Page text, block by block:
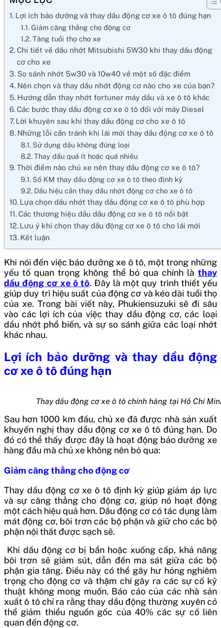
Lợi ích bảo dưỡng và thay dầu động cơ xe ô tô đúng hạn
Giảm căng thẳng cho động cơ
Tăng tuổi thọ cho xe
Chi tiết về dầu nhớt Mitsubishi 5W30 khi thay dầu động
cơ cho xe
So sánh nhớt 5w30 và 10w40 về một số đặc điểm
Nên chọn và thay dầu nhớt động cơ nào cho xe của bạn?
Hướng dẫn thay nhớt fortuner máy dầu và xe ô tô khác
Các bước thay dầu động cơ xe ô tô đối với máy Diesel
Lời khuyên sau khi thay dầu động cơ cho xe ô tô
Những lỗi cần tránh khi lái mới thay dầu động cơ xe ô tô
Sử dụng dầu không đúng loại
Thay dầu quá ít hoặc quá nhiều
Thời điểm nào chủ xe nên thay dầu động cơ xe ô tô?
Số KM thay dầu động cơ xe ô tô theo định kỳ
Dấu hiệu cần thay dầu nhớt động cơ cho xe ô tô
Lựa chọn dầu nhớt thay dầu động cơ xe ô tô phù hợp
Các thương hiệu dầu dầu động cơ xe ô tô nổi bật
Lưu ý khi chọn thay dầu động cơ xe ô tô cho lái mới
Kết luận
Khi nói đến việc bảo dưỡng xe ô tô, một trong những
yếu tố quan trọng không thể bỏ qua chính là thay
dầu động cơ xe ô tô. Đây là một quy trình thiết yếu
giúp duy trì hiệu suất của động cơ và kéo dài tuổi thọ
của xe. Trong bài viết này, Phukiensuzuki sẽ đi sâu
vào các lợi ích của việc thay dầu động cơ, các loại
dầu nhớt phổ biến, và sự so sánh giữa các loại nhớt
khác nhau.
Lợi ích bảo dưỡng và thay dầu động
cơ xe ô tô đúng hạn
Thay dầu động cơ xe ô tô chính hãng tại Hồ Chí
Sau hơn 1000 km đầu, chủ xe đã được nhà sản xuất
khuyến nghị thay dầu động cơ xe ô tô đúng hạn. Do
đó có thể thấy được đây là hoạt động bảo dưỡng xe
hàng đầu mà chủ xe không nên bỏ qua:
Giảm căng thẳng cho động cơ
Thay dầu động cơ xe ô tô định kỳ giúp giảm áp lực
và sự căng thẳng cho động cơ, giúp nó hoạt động
một cách hiệu quả hơn. Dầu động cơ có tác dụng làm
mát động cơ, bôi trơn các bộ phận và giữ cho các bộ
phận nội thất được sạch sẽ.
Khi dầu động cơ bị bẩn hoặc xuống cấp, khả năng
bôi trơn sẽ giảm sút, dẫn đến ma sát giữa các bộ
phận gia tăng. Điều này có thể gây hư hỏng nghiêm
trọng cho động cơ và thậm chí gây ra các sự cố kỹ
thuật không mong muốn. Báo cáo của các nhà sản
xuất ô tô chỉ ra rằng thay dầu động thường xuyên có
thể giảm thiểu nguồn gốc của 40% các sự cố liên
quan đến động cơ.